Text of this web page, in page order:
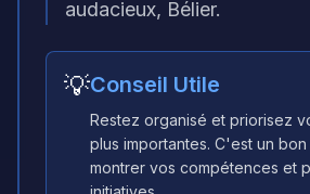
audacieux, Bélier.
💡Conseil Utile
Restez organisé et priorisez
plus importantes. C'est un
montrer vos compétences et